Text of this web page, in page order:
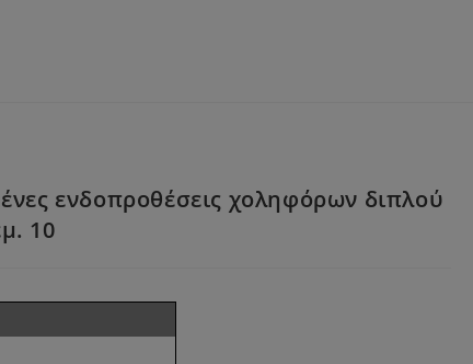
ενδοπροθέσεις χοληφόρων διπλού
10